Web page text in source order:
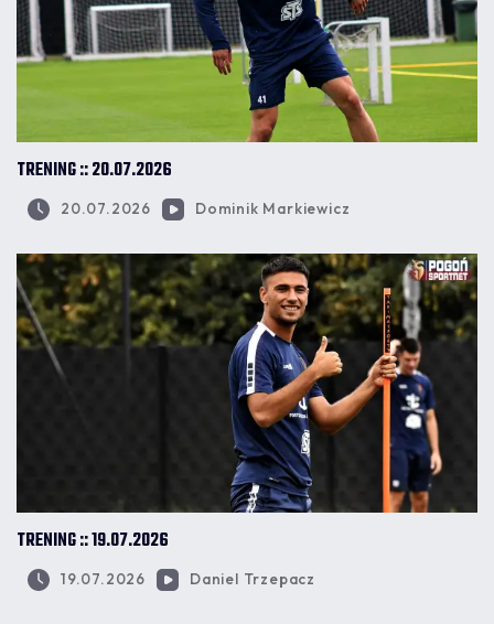
TRENING :: 20.07.2026
20.07.2026 Dominik Markiewicz
TRENING :: 19.07.2026
19.07.2026 Daniel Trzepacz